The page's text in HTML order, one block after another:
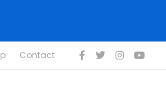
Contact